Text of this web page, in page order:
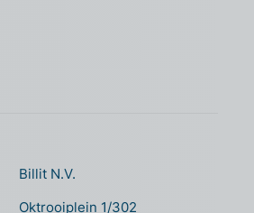
Billit N.V.
Oktrooiplein 1/302